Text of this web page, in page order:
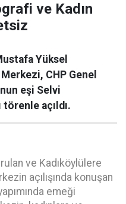
ve Kadın
Yüksel
CHP Genel
eşi Selvi
törenle açıldı.
ve Kadıköylülere
açılışında konuşan
emeği